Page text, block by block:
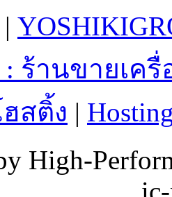
|
ร้านขายเค
สติ้ง |
High-